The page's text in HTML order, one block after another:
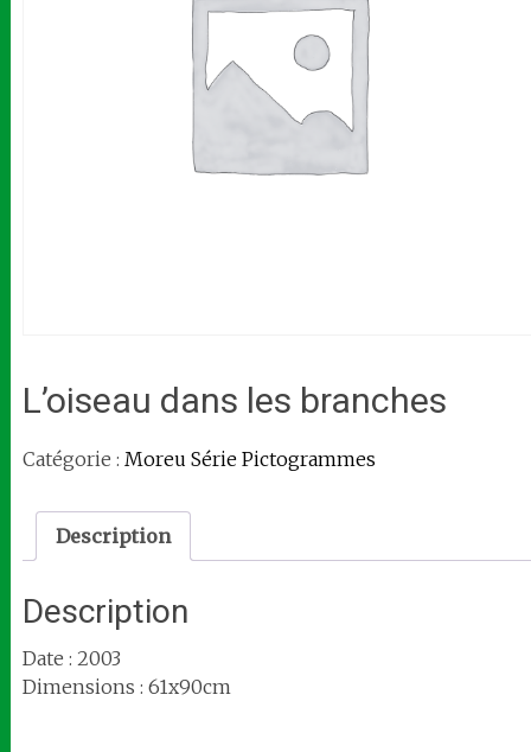
L’oiseau dans les branches
Catégorie : Moreu Série Pictogrammes
Description
Description
Date : 2003
Dimensions : 61x90cm